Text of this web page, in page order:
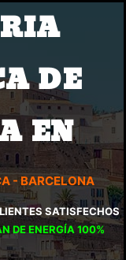
DE
EN
- BARCELONA
SATISFECHOS
DE ENERGÍA 100%